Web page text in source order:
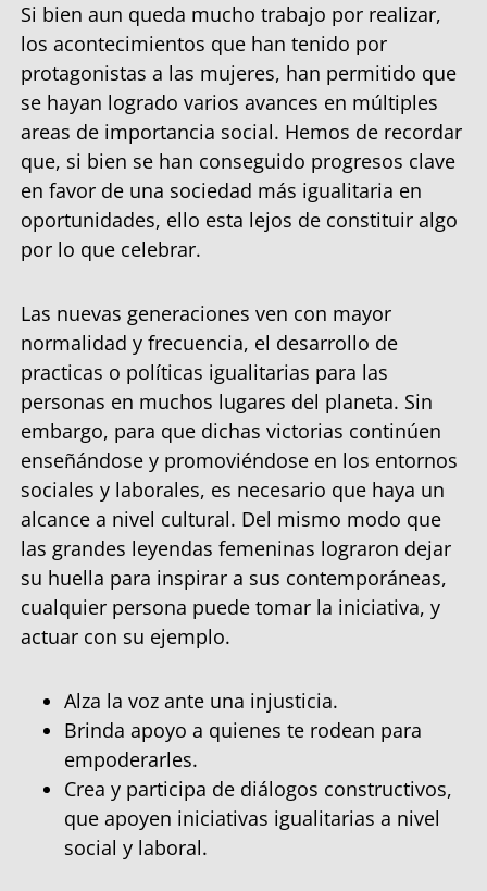
Si bien aun queda mucho trabajo por realizar,
los acontecimientos que han tenido por
protagonistas a las mujeres, han permitido que
se hayan logrado varios avances en múltiples
areas de importancia social. Hemos de recordar
que, si bien se han conseguido progresos clave
en favor de una sociedad más igualitaria en
oportunidades, ello esta lejos de constituir algo
por lo que celebrar.
Las nuevas generaciones ven con mayor
normalidad y frecuencia, el desarrollo de
practicas o políticas igualitarias para las
personas en muchos lugares del planeta. Sin
embargo, para que dichas victorias continúen
enseñándose y promoviéndose en los entornos
sociales y laborales, es necesario que haya un
alcance a nivel cultural. Del mismo modo que
las grandes leyendas femeninas lograron dejar
su huella para inspirar a sus contemporáneas,
cualquier persona puede tomar la iniciativa, y
actuar con su ejemplo.
Alza la voz ante una injusticia.
Brinda apoyo a quienes te rodean para
empoderarles.
Crea y participa de diálogos constructivos,
que apoyen iniciativas igualitarias a nivel
social y laboral.